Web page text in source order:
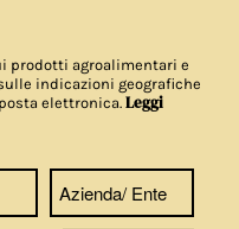
prodotti agroalimentari e
indicazioni geografiche
elettronica.Leggi